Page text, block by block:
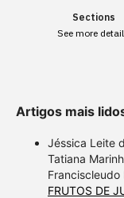
Sections
See more
Artigos mais
Jéssica Leite
Tatiana
Franciscleudo
FRUTOS DE